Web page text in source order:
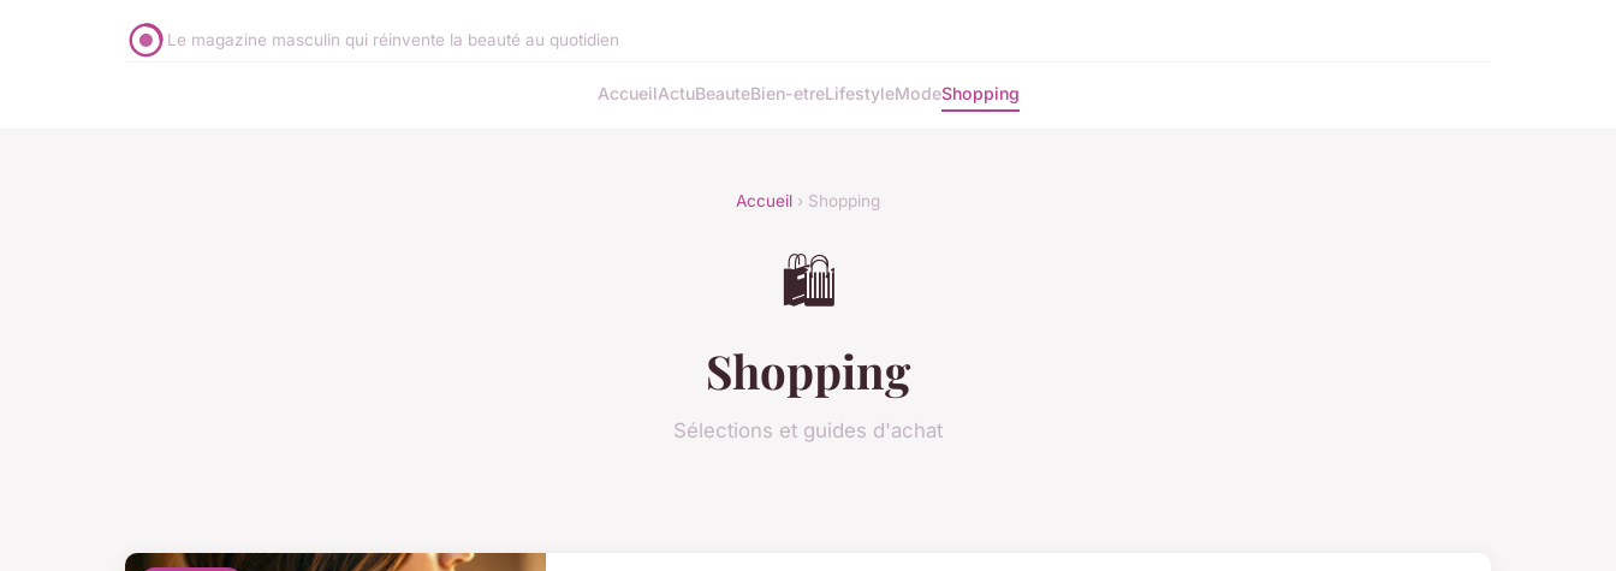
Le magazine masculin qui réinvente la beauté au quotidien
AccueilActuBeauteBien-etreLifestyleModeShopping
Accueil › Shopping
🛍️
Shopping
Sélections et guides d'achat